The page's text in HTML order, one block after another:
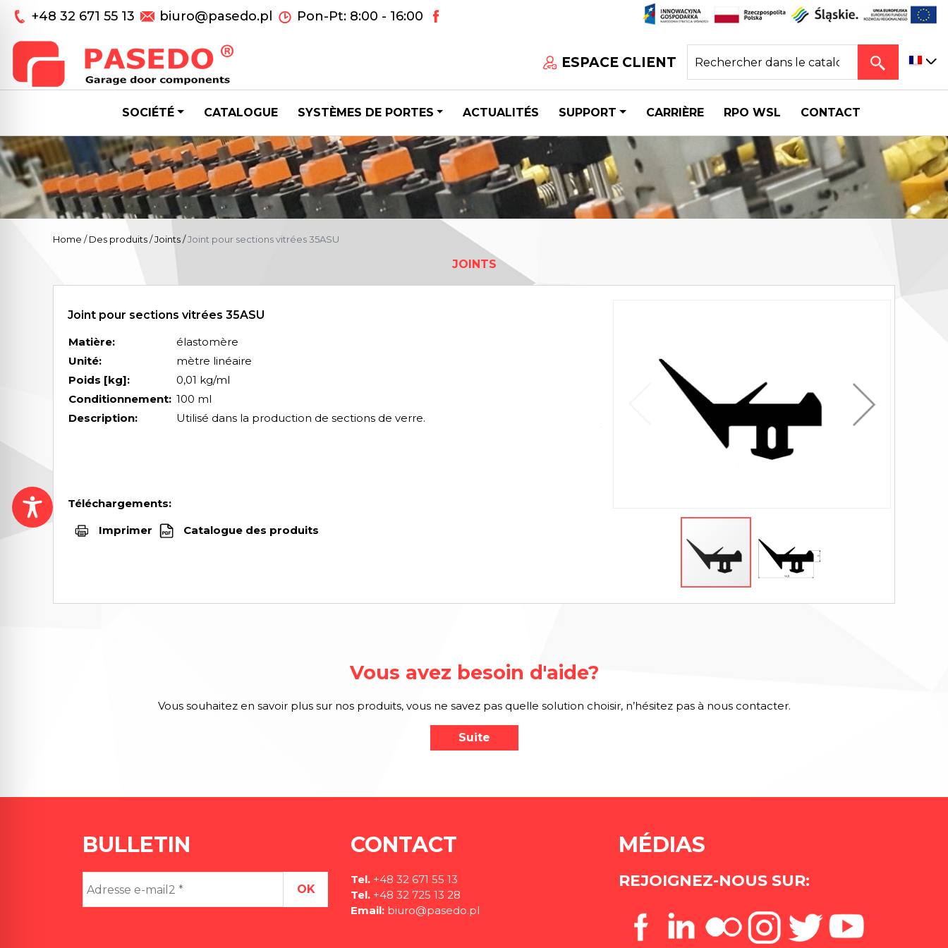
+48 32 671 55 13 biuro@pasedo.pl Pon-Pt: 8:00 - 16:00
ESPACE CLIENT
SOCIÉTÉ CATALOGUE SYSTÈMES DE PORTES ACTUALITÉS SUPPORT CARRIÈRE RPO WSL CONTACT
Home /Des produits/Joints/Joint pour sections vitrées 35ASU
JOINTS
Joint pour sections vitrées 35ASU
Matière:
élastomère
Unité:
mètre linéaire
Poids [kg]:
0,01 kg/ml
Conditionnement: 100 ml
Description:
Utilisé dans la production de sections de verre.
Téléchargements:
Imprimer
Catalogue des produits
Vous avez besoin d'aide?
Vous souhaitez en savoir plus sur nos produits, vous ne savez pas quelle solution choisir, n’hésitez pas à nous contacter.
Suite
BULLETIN
e-
mail2
CONTACT
Tel. +48 32 671 55 13
Tel. +48 32 725 13 28
Email: biuro@pasedo.pl
MÉDIAS
REJOIGNEZ-NOUS SUR: